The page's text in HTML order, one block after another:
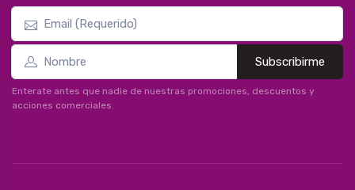
Subscribirme
Enterate antes que nadie de nuestras promociones, descuentos y
acciones comerciales.